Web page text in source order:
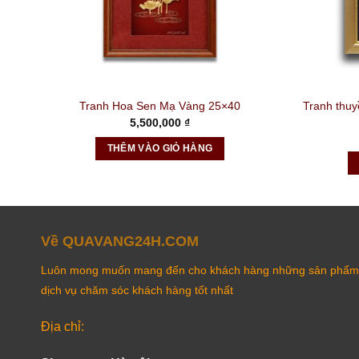
Tranh Hoa Sen Mạ Vàng 25×40
5,500,000 ₫
THÊM VÀO GIỎ HÀNG
Tranh
Về QUAVANG24H.COM
Luôn mong muốn mang đến cho khách hàng những sản
dịch vụ chăm sóc khách hàng tốt nhất
Địa chỉ: